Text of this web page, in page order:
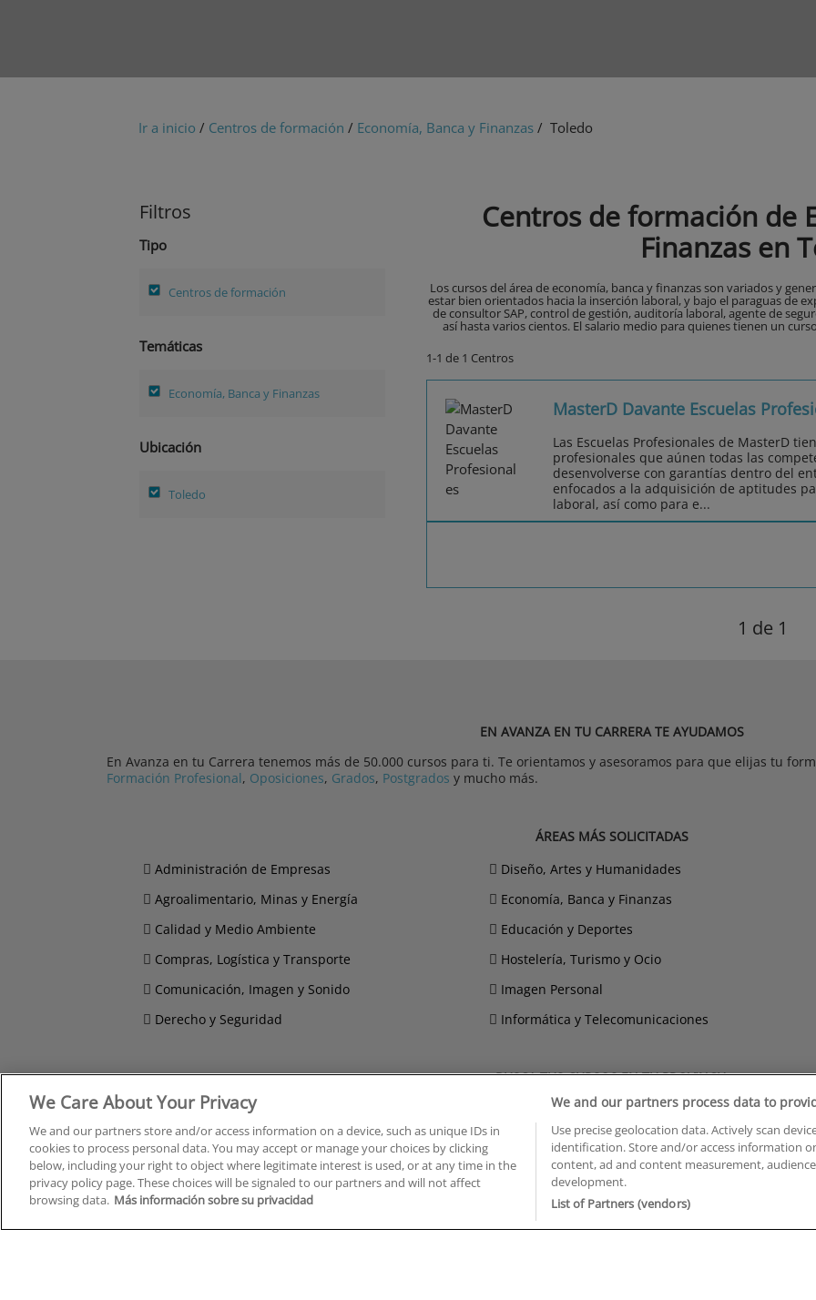
Ir a inicio / Centros de formación / Economía, Banca y Finanzas / Toledo
Filtros
Tipo
Centros de formación
Temáticas
Economía, Banca y Finanzas
Ubicación
Toledo
Centros de formación de
Finanzas en
Los cursos del área de economía, banca y finanzas son variados y
estar bien orientados hacia la inserción laboral, y bajo el paraguas de
de consultor SAP, control de gestión, auditoría laboral, agente de
así hasta varios cientos. El salario medio para quienes tienen un
1-1 de 1 Centros
MasterD Davante Escuelas
Las Escuelas Profesionales de MasterD
profesionales que aúnen todas las
desenvolverse con garantías dentro del
enfocados a la adquisición de aptitudes
laboral, así como para e...
1 de 1
EN AVANZA EN TU CARRERA TE AYUDAMOS
En Avanza en tu Carrera tenemos más de 50.000 cursos para ti. Te orientamos y asesoramos para que elijas tu
Formación Profesional, Oposiciones, Grados, Postgrados y mucho más.
ÁREAS MÁS SOLICITADAS
Administración de Empresas
Agroalimentario, Minas y Energía
Calidad y Medio Ambiente
Compras, Logística y Transporte
Comunicación, Imagen y Sonido
Derecho y Seguridad
Diseño, Artes y Humanidades
Economía, Banca y Finanzas
Educación y Deportes
Hostelería, Turismo y Ocio
Imagen Personal
Informática y Telecomunicaciones
BUSCA TUS CURSOS EN TU PROVINCIA
Cursos en A Coruña
Cursos en Albacete
Cursos en Alicante
Cursos en Almería
Cursos en Araba/Álava
Cursos en Badajoz
Cursos en Ciudad Real
Cursos en Cáceres
Cursos en Cádiz
Cursos en Córdoba
Cursos en Girona
Cursos en La Rioja
Cursos en Las Palmas
Cursos en León
Cursos en Lleida
Cursos en Madrid
Cursos en Murcia
Cursos en Málaga
We Care About Your Privacy
We and our partners store and/or access information on a device, such as unique IDs in
cookies to process personal data. You may accept or manage your choices by clicking
below, including your right to object where legitimate interest is used, or at any time in the
privacy policy page. These choices will be signaled to our partners and will not affect
browsing data. Más información sobre su privacidad
We and our partners process data to
Use precise geolocation data. Actively scan
identification. Store and/or access information
content, ad and content measurement,
development.
List of Partners (vendors)